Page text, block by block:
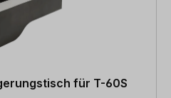
für T-60S